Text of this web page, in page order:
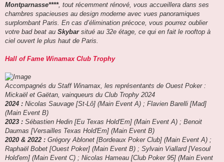
Montparnasse****, tout récemment rénové, vous accueillera dans ses
chambres spacieuses au design moderne avec vues panoramiques
surplombant Paris. En cas d’élimination précoce, vous pourrez oublier
votre bad beat au Skybarsitué au 32e étage, ce qui en fait le rooftop à
ciel ouvert le plus haut de Paris.
Hall of Fame Winamax Club Trophy
Accompagnés du Staff Winamax, les représentants de Ouest Poker :
Mickaël et Gaëtan, vainqueurs du Club Trophy 2024
2024 : Nicolas Sauvage [St-Lô] (Main Event A) ; Flavien Barelli [Mad]
(Main Event B)
2023 : Sébastien Hedin [Eu Texas Hold'Em] (Main Event A) ; Benoit
Daumas [Versailles Texas Hold'Em] (Main Event B)
2020 & 2022 : Grégory Ablonet [Bordeaux Poker Club] (Main Event A) ;
Raphaël Bobet [Ouest Poker] (Main Event B) ; Sylvain Viallard [Vesoul
Hold'em] (Main Event C) ; Nicolas Hameau [Club Poker 95] (Main Event